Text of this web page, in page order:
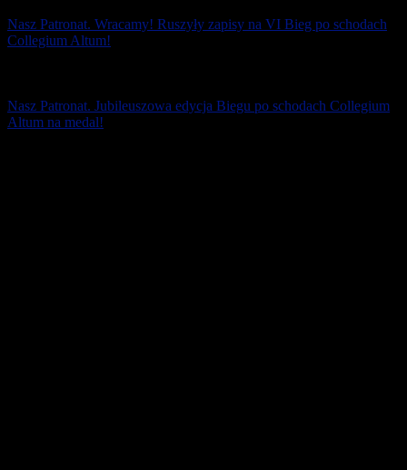
Nasz Patronat. Wracamy! Ruszyły zapisy na VI Bieg po schodach
Collegium Altum!
Nasz Patronat. Jubileuszowa edycja Biegu po schodach Collegium
Altum na medal!